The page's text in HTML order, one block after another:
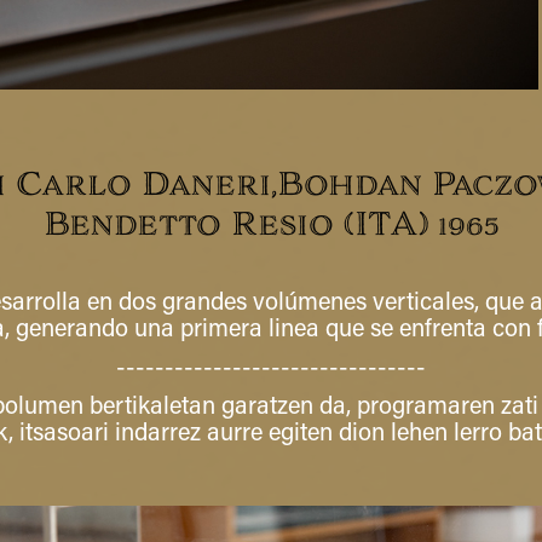
Carlo Daneri,Bohdan
Bendetto Resio (ITA) 1965
en dos grandes volúmenes verticales, que
generando una primera linea que se enfrenta con
--------------------------------
bertikaletan garatzen da, programaren
itsasoari indarrez aurre egiten dion lehen lerro